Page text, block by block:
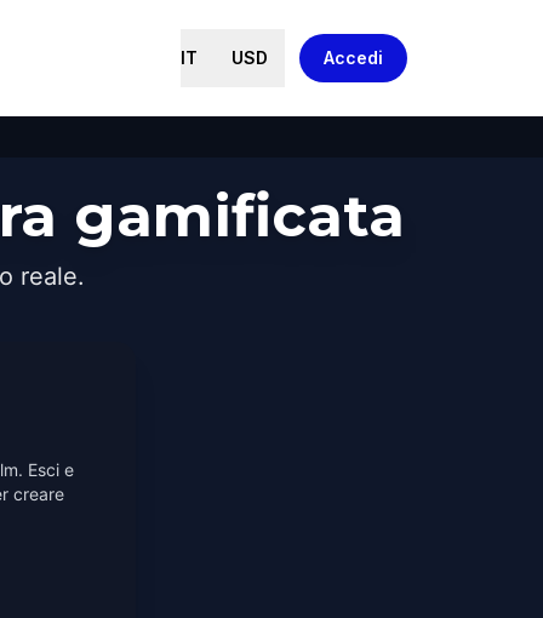
IT USD Accedi
gamificata
reale.
Esci e
creare